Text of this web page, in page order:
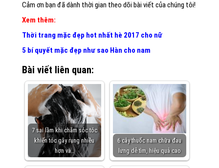
Cảm ơn bạn đã dành thời gian theo dõi bài viết của chúng tôi!
Xem thêm:
Thời trang mặc đẹp hot nhất hè 2017 cho nữ
5 bí quyết mặc đẹp như sao Hàn cho nam
Bài viết liên quan:
7 sai lầm khi chăm sóc tóc
khiến tóc gãy rụng nhiều
hơn và…
6 cây thuốc nam chữa đau
lưng dễ tìm, hiệu quả cao